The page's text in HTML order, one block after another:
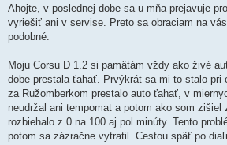
í
p
ě
k
Ahojte, v poslednej dobe sa u mňa prejavuje
vyriešiť ani v servise. Preto sa obraciam na
podobné.
Moju Corsu D 1.2 si pamätám vždy ako živé
dobe prestala ťahať. Prvýkrát sa mi to stalo pri
za Ružomberkom prestalo auto ťahať, v
neudržal ani tempomat a potom ako som zišiel
rozbiehalo z 0 na 100 aj pol minúty. Tento
potom sa zázračne vytratil. Cestou späť po